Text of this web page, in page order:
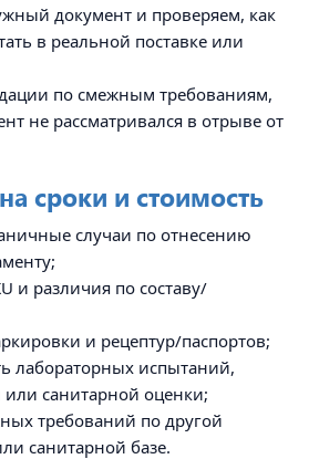
документ и проверяем, как
в реальной поставке или
по смежным требованиям,
не рассматривался в отрыве от
сроки и стоимость
случаи по отнесению
и различия по составу/
и рецептур/паспортов;
лабораторных испытаний,
или санитарной оценки;
требований по другой
санитарной базе.